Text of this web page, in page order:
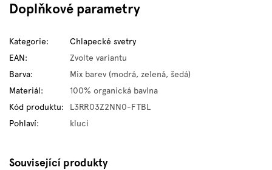
Doplňkové parametry
Kategorie:
Chlapecké svetry
EAN:
Zvolte variantu
Barva:
Mix barev (modrá, zelená, šedá)
Materiál:
100% organická bavlna
Kód produktu:
L3RR03Z2NN0-FTBL
Pohlaví: kluci
Související produkty